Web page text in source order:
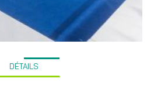
DÉTAILS